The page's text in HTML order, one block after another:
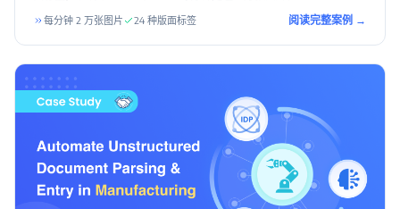
每分钟 2 万张图片 24 种版面标签 阅读完整案例 →